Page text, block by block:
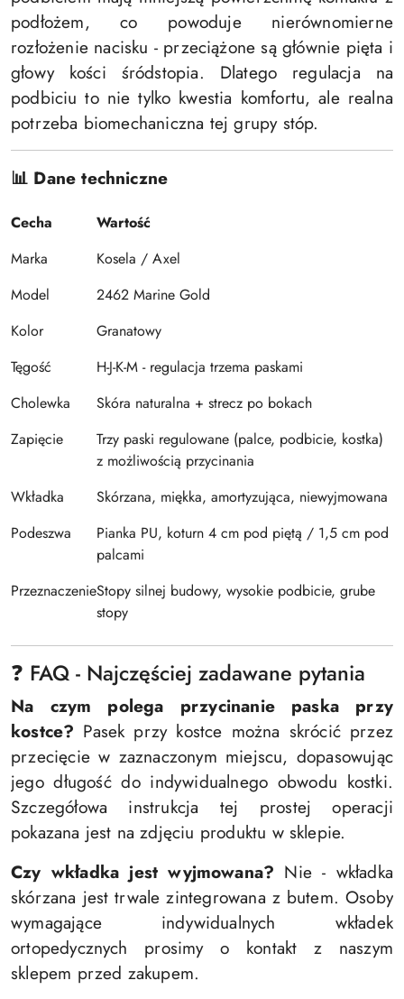
podłożem, co powoduje nierównomierne
rozłożenie nacisku - przeciążone są głównie pięta i
głowy kości śródstopia. Dlatego regulacja na
podbiciu to nie tylko kwestia komfortu, ale realna
potrzeba biomechaniczna tej grupy stóp.
📊 Dane techniczne
Cecha
Wartość
Marka
Kosela / Axel
Model
2462 Marine Gold
Kolor
Granatowy
Tęgość
H-J-K-M - regulacja trzema paskami
Cholewka
Skóra naturalna + strecz po bokach
Zapięcie
Trzy paski regulowane (palce, podbicie, kostka)
z możliwością przycinania
Wkładka
Skórzana, miękka, amortyzująca, niewyjmowana
Podeszwa
Pianka PU, koturn 4 cm pod piętą / 1,5 cm pod
palcami
PrzeznaczenieStopy silnej budowy, wysokie podbicie, grube
stopy
❓ FAQ - Najczęściej zadawane pytania
Na czym polega przycinanie paska przy
kostce? Pasek przy kostce można skrócić przez
przecięcie w zaznaczonym miejscu, dopasowując
jego długość do indywidualnego obwodu kostki.
Szczegółowa instrukcja tej prostej operacji
pokazana jest na zdjęciu produktu w sklepie.
Czy wkładka jest wyjmowana? Nie - wkładka
skórzana jest trwale zintegrowana z butem. Osoby
wymagające indywidualnych wkładek
ortopedycznych prosimy o kontakt z naszym
sklepem przed zakupem.